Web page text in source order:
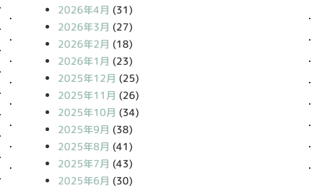
2026年4月 (31)
2026年3月 (27)
2026年2月 (18)
2026年1月 (23)
2025年12月 (25)
2025年11月 (26)
2025年10月 (34)
2025年9月 (38)
2025年8月 (41)
2025年7月 (43)
2025年6月 (30)